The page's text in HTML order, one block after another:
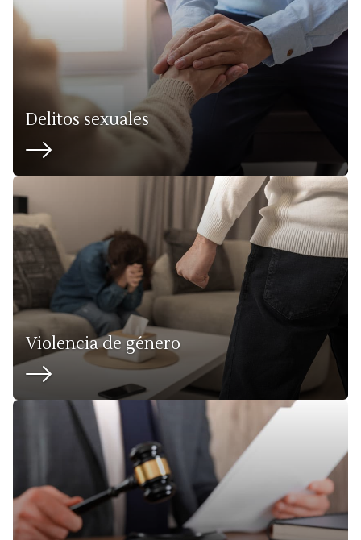
Delitos sexuales
Violencia de género